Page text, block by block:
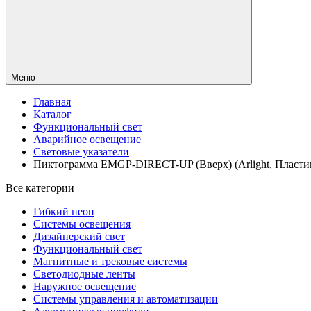
Меню
Главная
Каталог
Функциональный свет
Аварийное освещение
Световые указатели
Пиктограмма EMGP-DIRECT-UP (Вверх) (Arlight,
Все категории
Гибкий неон
Системы освещения
Дизайнерский свет
Функциональный свет
Магнитные и трековые системы
Светодиодные ленты
Наружное освещение
Системы управления и автоматизации